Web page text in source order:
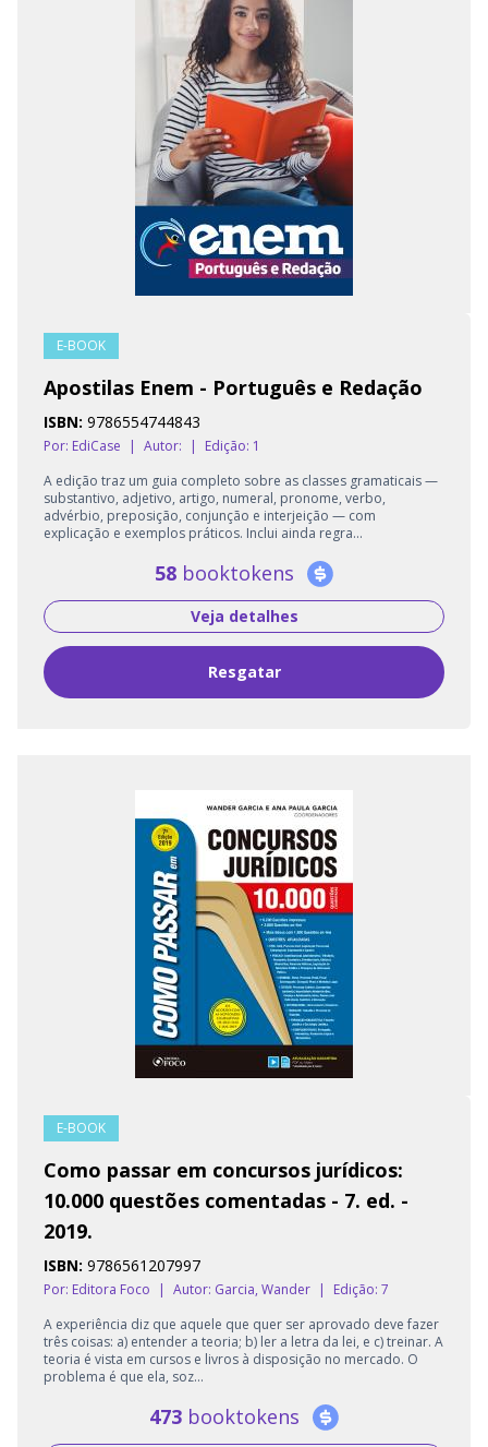
E-BOOK
Apostilas Enem - Português e Redação
ISBN: 9786554744843
Por: EdiCase | Autor: |
Edição: 1
A edição traz um guia completo sobre as classes gramaticais —
substantivo, adjetivo, artigo, numeral, pronome, verbo,
advérbio, preposição, conjunção e interjeição — com
explicação e exemplos práticos. Inclui ainda regra...
58 booktokens
Veja detalhes
Resgatar
E-BOOK
Como passar em concursos jurídicos:
10.000 questões comentadas - 7. ed. -
2019.
ISBN: 9786561207997
Por: Editora Foco | Autor: Garcia, Wander |
Edição: 7
A experiência diz que aquele que quer ser aprovado deve fazer
três coisas: a) entender a teoria; b) ler a letra da lei, e c) treinar. A
teoria é vista em cursos e livros à disposição no mercado. O
problema é que ela, soz...
473 booktokens